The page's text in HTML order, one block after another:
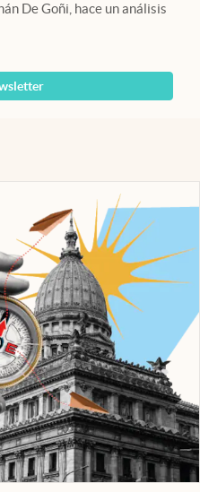
De Goñi, hace un análisis